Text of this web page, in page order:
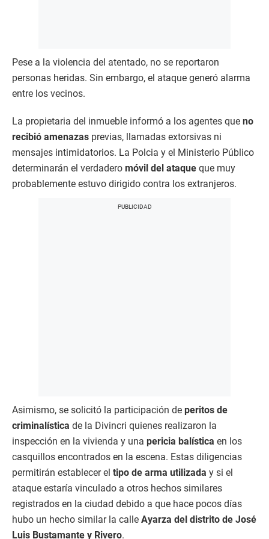
Pese a la violencia del atentado, no se reportaron
personas heridas. Sin embargo, el ataque generó alarma
entre los vecinos.
La propietaria del inmueble informó a los agentes que no
recibió amenazas previas, llamadas extorsivas ni
mensajes intimidatorios. La Polcia y el Ministerio Público
determinarán el verdadero móvil del ataque que muy
probablemente estuvo dirigido contra los extranjeros.
Asimismo, se solicitó la participación de peritos de
criminalística de la Divincri quienes realizaron la
inspección en la vivienda y una pericia balística en los
casquillos encontrados en la escena. Estas diligencias
permitirán establecer el tipo de arma utilizada y si el
ataque estaría vinculado a otros hechos similares
registrados en la ciudad debido a que hace pocos días
hubo un hecho similar la calle Ayarza del distrito de José
Luis Bustamante y Rivero.